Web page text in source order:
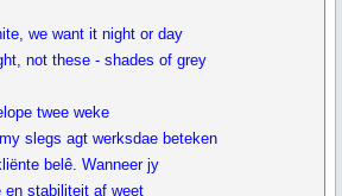
we want it night or day
not these - shades of grey
twee weke
slegs agt werksdae beteken
belê. Wanneer jy
en stabiliteit af weet